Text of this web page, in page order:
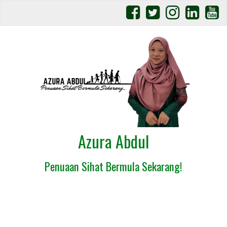
Azura Abdul
Penuaan Sihat Bermula Sekarang!